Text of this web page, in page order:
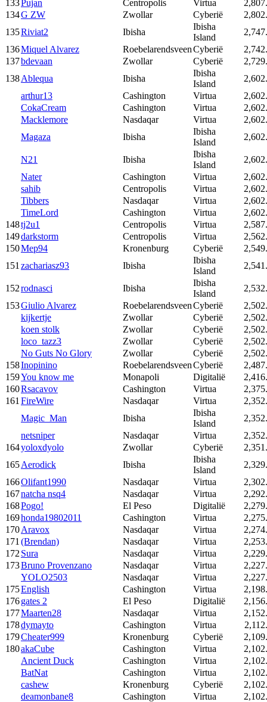
133Pujan Centropolis Virtua
134G ZW Zwollar Cyberië
135Riviat2 Ibisha
Ibisha
Island
136Miquel Alvarez RoebelarendsveenCyberië
137bdevaan Zwollar Cyberië
138Ablequa Ibisha
Ibisha
Island
arthur13
Cashington Virtua
CokaCream
Cashington Virtua
Macklemore
Nasdaqar Virtua
Magaza
Ibisha
Ibisha
Island
N21 Ibisha
Ibisha
Island
Nater
Cashington Virtua
sahib
Centropolis Virtua
Tibbers
Nasdaqar Virtua
TimeLord
Cashington Virtua
148tj2u1 Centropolis Virtua
149darkstorm Centropolis Virtua
150Mep94 Kronenburg Cyberië
151 zachariasz93 Ibisha
Ibisha
Island
152rodnasci Ibisha
Ibisha
Island
153Giulio Alvarez RoebelarendsveenCyberië
kijkertje
Zwollar Cyberië
koen stolk
Zwollar Cyberië
loco_tazz3
Zwollar Cyberië
No Guts No Glory
Zwollar Cyberië
158Inopinino RoebelarendsveenCyberië
159You know me Monapoli Digitalië
160Rsacavov Cashington Virtua
161 FireWire Nasdaqar Virtua
Magic_Man
Ibisha
Ibisha
Island
netsniper
Nasdaqar Virtua
164yoloxdyolo Zwollar Cyberië
165Aerodick Ibisha
Ibisha
Island
166Olifant1990 Nasdaqar Virtua
167natcha nsq4 Nasdaqar Virtua
168Pogo! El Peso Digitalië
169honda19802011 Cashington Virtua
170Aravox Nasdaqar Virtua
171 (Brendan) Nasdaqar Virtua
172 Sura Nasdaqar Virtua
173Bruno Provenzano Nasdaqar Virtua
YOLO2503
Nasdaqar Virtua
175English Cashington Virtua
176gates 2 El Peso Digitalië
177Maarten28 Nasdaqar Virtua
178dymayto Cashington Virtua
179Cheater999 Kronenburg Cyberië
180akaCube Cashington Virtua
Ancient Duck
Cashington Virtua
BatNat
Cashington Virtua
cashew
Kronenburg Cyberië
deamonbane8
Cashington Virtua